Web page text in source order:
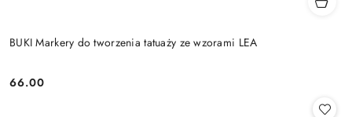
BUKI Markery do tworzenia tatuaży ze wzorami LEA
Cena:
66.00